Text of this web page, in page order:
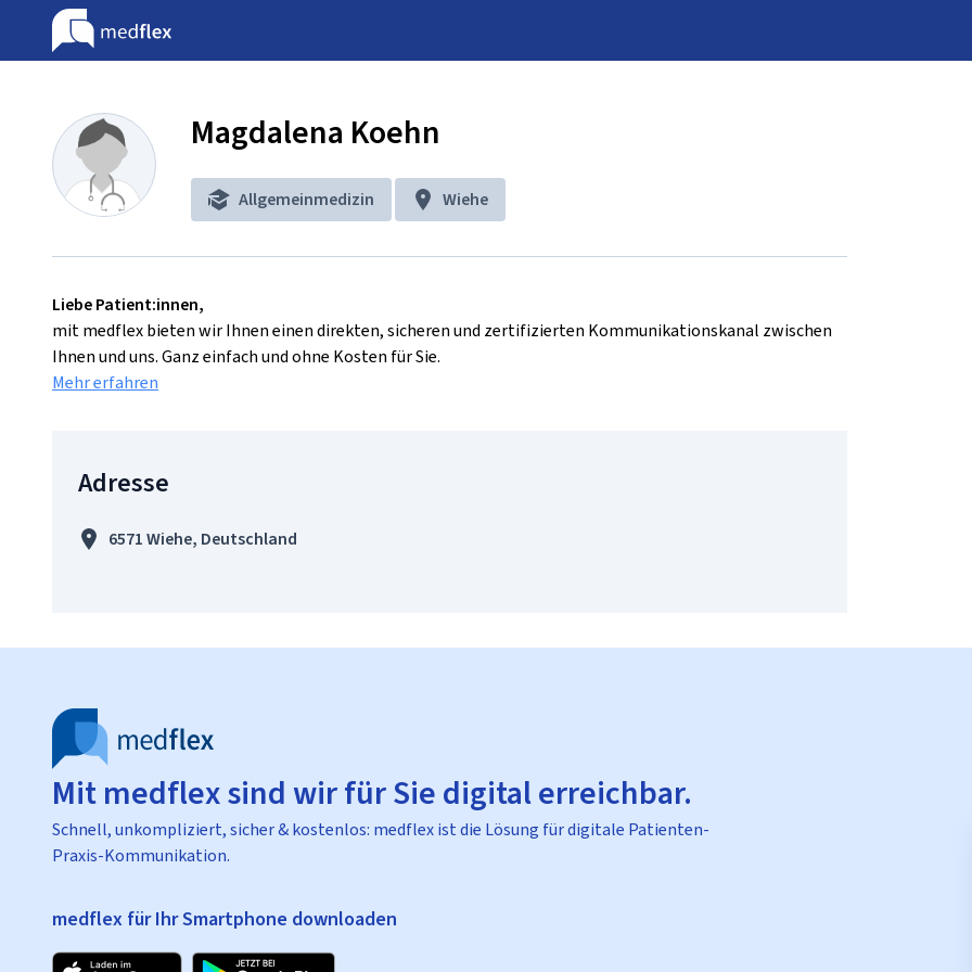
Magdalena Koehn
Allgemeinmedizin Wiehe
Liebe Patient:innen,
mit medflex bieten wir Ihnen einen direkten, sicheren und zertifizierten Kommunikationskanal zwischen
Ihnen und uns. Ganz einfach und ohne Kosten für Sie.
Mehr erfahren
Adresse
6571 Wiehe, Deutschland
Mit medflex sind wir für Sie digital erreichbar.
Schnell, unkompliziert, sicher & kostenlos: medflex ist die Lösung für digitale Patienten-
Praxis-Kommunikation.
medflex für Ihr Smartphone downloaden